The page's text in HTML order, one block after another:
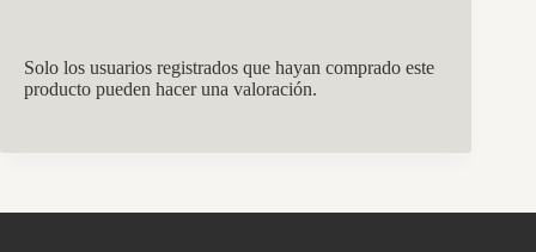
Solo los usuarios registrados que hayan comprado este
producto pueden hacer una valoración.
Asistente virtual · En línea